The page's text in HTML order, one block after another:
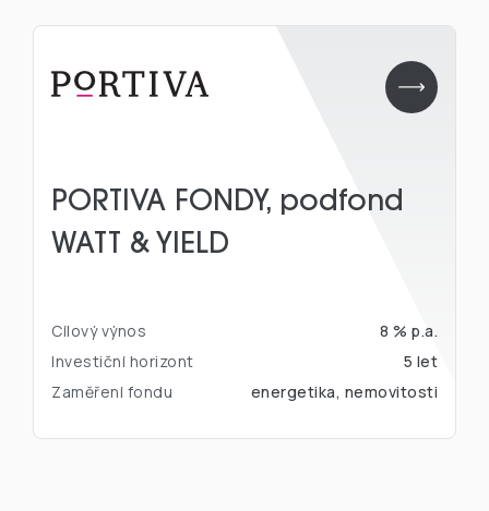
PORTIVA FONDY, podfond
WATT & YIELD
Cílový výnos
8 % p.a.
Investiční horizont
5 let
Zaměření fondu
energetika, nemovitosti